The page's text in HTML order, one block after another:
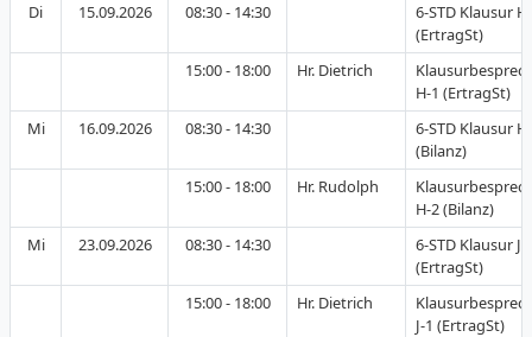
Di
15.09.2026 08:30 - 14:30
6-STD Klausur
(ErtragSt)
15:00 - 18:00
Hr. Dietrich
H-1 (ErtragSt)
Mi
16.09.2026 08:30 - 14:30
6-STD Klausur
(Bilanz)
15:00 - 18:00
Hr. Rudolph
H-2 (Bilanz)
Mi
23.09.2026 08:30 - 14:30
6-STD Klausur J-
(ErtragSt)
15:00 - 18:00
Hr. Dietrich
J-1 (ErtragSt)